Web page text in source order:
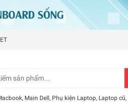
, Main Dell, Phụ kiện Laptop, Laptop cũ,